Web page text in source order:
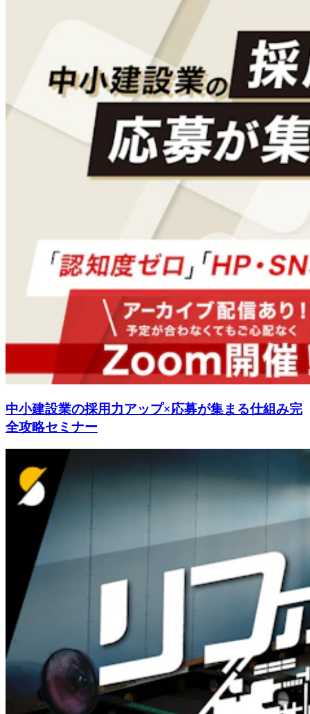
中小建設業の採用力アップ×応募が集まる仕組み完
全攻略セミナー